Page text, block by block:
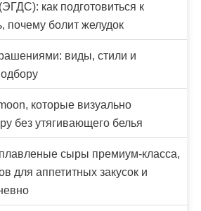
как подготовиться к
почему болит желудок
виды, стили и
которые визуально
без утягивающего белья
сыры премиум-класса,
для аппетитных закусок и